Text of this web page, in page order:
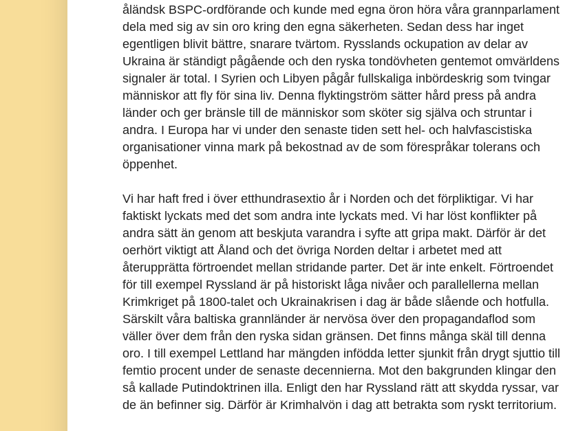
åländsk BSPC-ordförande och kunde med egna öron höra våra grannparlament
dela med sig av sin oro kring den egna säkerheten. Sedan dess har inget
egentligen blivit bättre, snarare tvärtom. Rysslands ockupation av delar av
Ukraina är ständigt pågående och den ryska tondövheten gentemot omvärldens
signaler är total. I Syrien och Libyen pågår fullskaliga inbördeskrig som tvingar
människor att fly för sina liv. Denna flyktingström sätter hård press på andra
länder och ger bränsle till de människor som sköter sig själva och struntar i
andra. I Europa har vi under den senaste tiden sett hel- och halvfascistiska
organisationer vinna mark på bekostnad av de som förespråkar tolerans och
öppenhet.
Vi har haft fred i över etthundrasextio år i Norden och det förpliktigar. Vi har
faktiskt lyckats med det som andra inte lyckats med. Vi har löst konflikter på
andra sätt än genom att beskjuta varandra i syfte att gripa makt. Därför är det
oerhört viktigt att Åland och det övriga Norden deltar i arbetet med att
återupprätta förtroendet mellan stridande parter. Det är inte enkelt. Förtroendet
för till exempel Ryssland är på historiskt låga nivåer och parallellerna mellan
Krimkriget på 1800-talet och Ukrainakrisen i dag är både slående och hotfulla.
Särskilt våra baltiska grannländer är nervösa över den propagandaflod som
väller över dem från den ryska sidan gränsen. Det finns många skäl till denna
oro. I till exempel Lettland har mängden infödda letter sjunkit från drygt sjuttio till
femtio procent under de senaste decennierna. Mot den bakgrunden klingar den
så kallade Putindoktrinen illa. Enligt den har Ryssland rätt att skydda ryssar, var
de än befinner sig. Därför är Krimhalvön i dag att betrakta som ryskt territorium.